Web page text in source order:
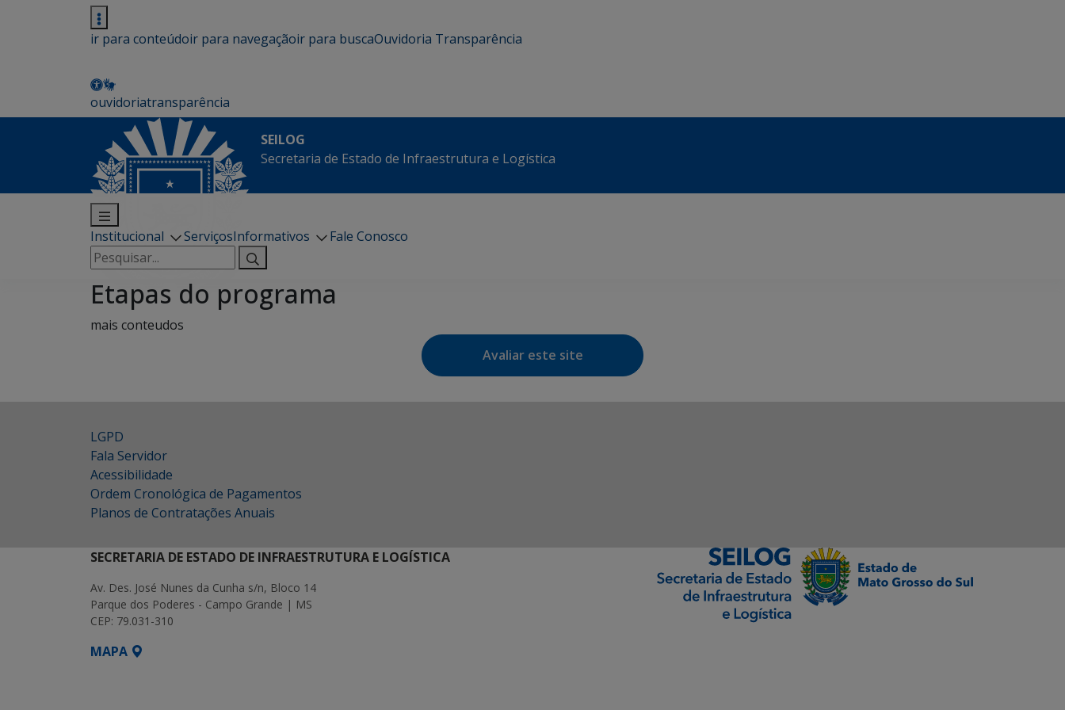
ir para conteúdoir para navegaçãoir para buscaOuvidoria Transparência
ouvidoriatransparência
SEILOG
Secretaria de Estado de Infraestrutura e Logística
Institucional ServiçosInformativos
Fale Conosco
Pesquisar
por:
Etapas do programa
mais conteudos
Avaliar este site
LGPD
Fala Servidor
Acessibilidade
Ordem Cronológica de Pagamentos
Planos de Contratações Anuais
SECRETARIA DE ESTADO DE INFRAESTRUTURA E LOGÍSTICA
Av. Des. José Nunes da Cunha s/n, Bloco 14
Parque dos Poderes - Campo Grande | MS
CEP: 79.031-310
MAPA